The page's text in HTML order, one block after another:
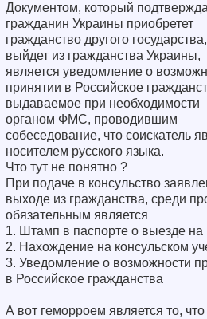
Документом, который
гражданин Украины приобретет
гражданство другого
выйдет из гражданства Украины,
является уведомление о
принятии в Российское
выдаваемое при необходимости
органом ФМС, проводившим
собеседование, что соискатель
носителем русского языка.
Что тут не понятно ?
При подаче в консульство
выходе из гражданства, среди
обязательным является
1. Штамп в паспорте о выезде
2. Нахождение на консульском
3. Уведомление о возможности
в Российское гражданства
А вот геморроем является то, что